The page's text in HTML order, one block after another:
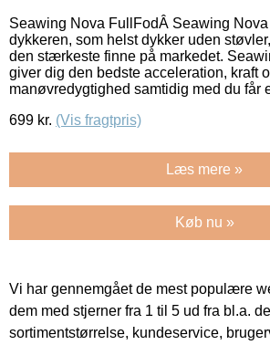
Seawing Nova FullFodÂ Seawing Nova
dykkeren, som helst dykker uden
den stærkeste finne på markedet.
giver dig den bedste acceleration, kraft
manøvredygtighed samtidig med du får
699 kr. (Vis fragtpris)
Læs mere »
Køb nu »
Vi har gennemgået de mest populære
dem med stjerner fra 1 til 5 ud fra bl.a.
sortimentstørrelse, kundeservice,